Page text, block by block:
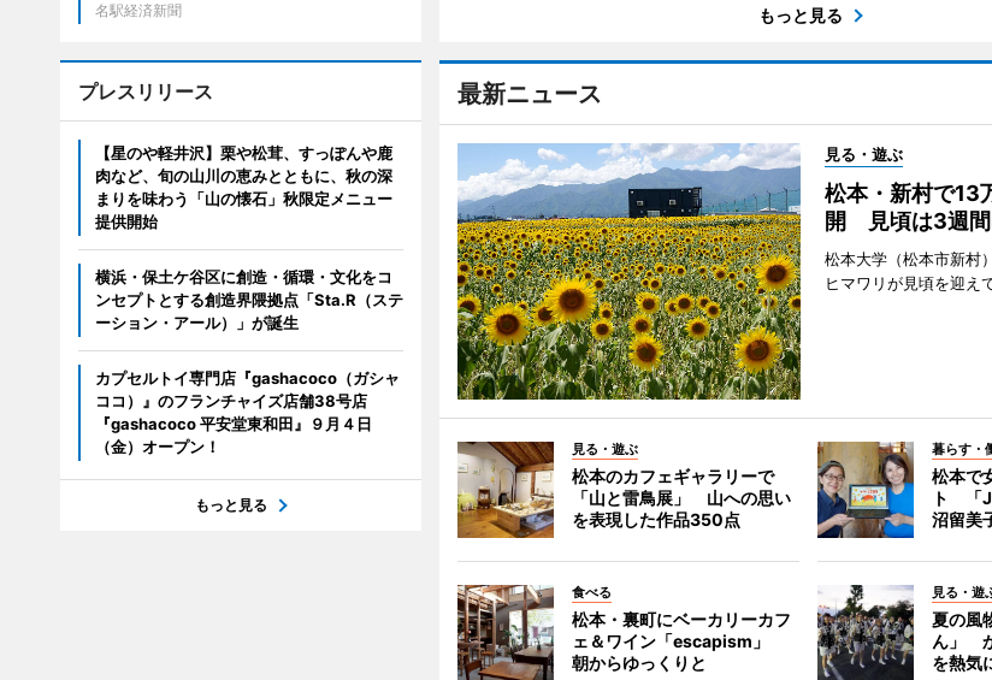
もっと見る
最新ニュース
見る・遊ぶ
松本・新村で13
開 見頃は3週
松本大学（松本市新村
ヒマワリが見頃を迎え
見る・遊ぶ
松本のカフェギャラリーで
「山と雷鳥展」 山への思い
を表現した作品350点
暮らす・
松本で
ト 「
沼留美
食べる
松本・裏町にベーカリーカフ
ェ＆ワイン「escapism」
朝からゆっくりと
見る・遊
夏の風
ん」
を熱気
名駅経済新聞
プレスリリース
【星のや軽井沢】栗や松茸、すっぽんや鹿
肉など、旬の山川の恵みとともに、秋の深
まりを味わう「山の懐石」秋限定メニュー
提供開始
横浜・保土ケ谷区に創造・循環・文化をコ
ンセプトとする創造界隈拠点「Sta.R（ステ
ーション・アール）」が誕生
カプセルトイ専門店『gashacoco（ガシャ
ココ）』のフランチャイズ店舗38号店
『gashacoco 平安堂東和田』９月４日
（金）オープン！
もっと見る